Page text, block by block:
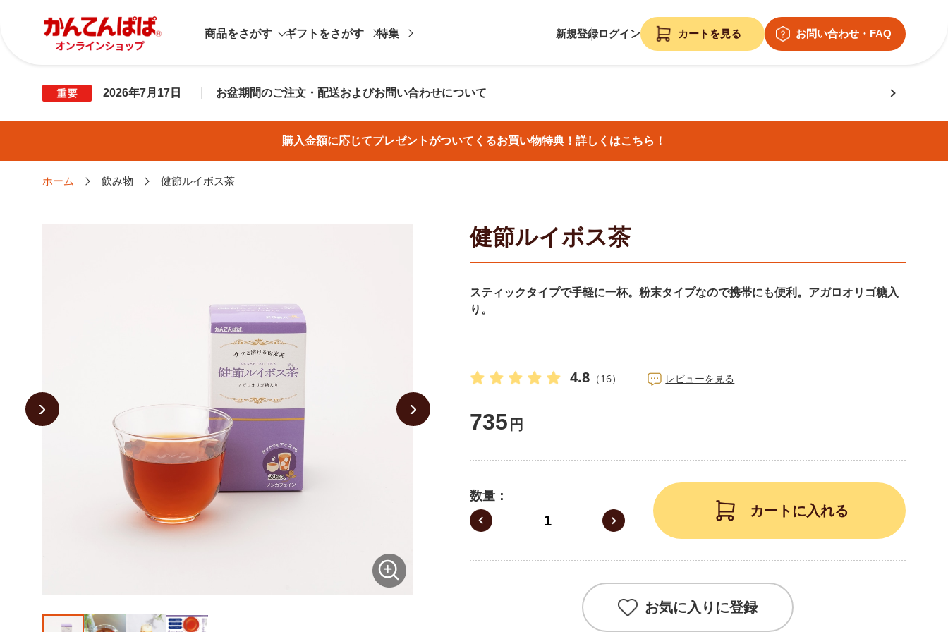
商品をさがす ギフトをさがす 特集 新規登録ログイン
2026年7月17日 お盆期間のご注文・配送およびお問い合わせについて
購入金額に応じてプレゼントがついてくるお買い物特典！詳しくはこちら！
ホーム 飲み物 健節ルイボス茶
健節ルイボス茶
スティックタイプで手軽に一杯。粉末タイプなので携帯にも便利。アガロオリゴ糖入
り。
4.8 （16） レビューを見る
735 円
数量
カートに入れる
お気に入りに登録